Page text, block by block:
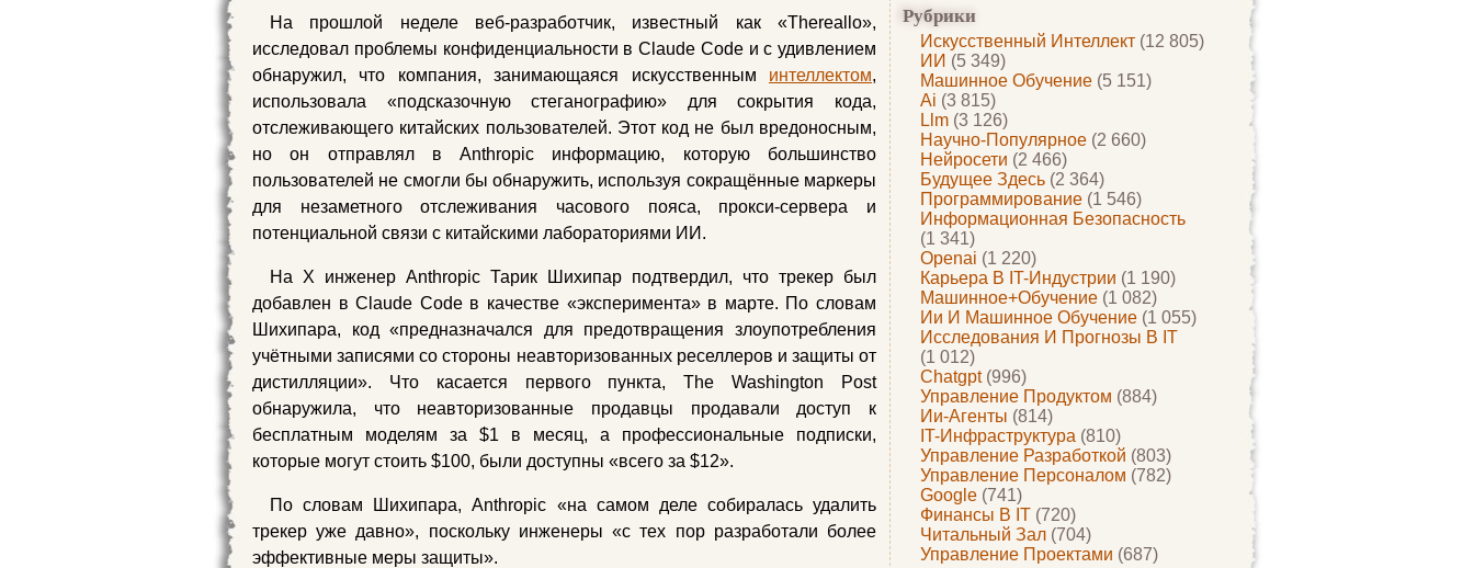
Рубрики
Искусственный Интеллект (12 805)
ИИ (5 349)
Машинное Обучение (5 151)
Ai (3 815)
Llm (3 126)
Научно-Популярное (2 660)
Нейросети (2 466)
Будущее Здесь (2 364)
Программирование (1 546)
Информационная Безопасность
(1 341)
Openai (1 220)
Карьера В IT-Индустрии (1 190)
Машинное+обучение (1 082)
Ии И Машинное Обучение (1 055)
Исследования И Прогнозы В IT
(1 012)
Chatgpt(996)
Управление Продуктом (884)
Ии-Агенты (814)
IT-Инфраструктура (810)
Управление Разработкой (803)
Управление Персоналом (782)
Google (741)
Финансы В IT (720)
Читальный Зал (704)
Управление Проектами (687)
На прошлой неделе веб-разработчик, известный как «Thereallo»,
исследовал проблемы конфиденциальности в Claude Code и с удивлением
обнаружил, что компания, занимающаяся искусственным интеллектом,
использовала «подсказочную стеганографию» для сокрытия кода,
отслеживающего китайских пользователей. Этот код не был вредоносным,
но он отправлял в Anthropic информацию, которую большинство
пользователей не смогли бы обнаружить, используя сокращённые маркеры
для незаметного отслеживания часового пояса, прокси-сервера и
потенциальной связи с китайскими лабораториями ИИ.
На X инженер Anthropic Тарик Шихипар подтвердил, что трекер был
добавлен в Claude Code в качестве «эксперимента» в марте. По словам
Шихипара, код «предназначался для предотвращения злоупотребления
учётными записями со стороны неавторизованных реселлеров и защиты от
дистилляции». Что касается первого пункта, The Washington Post
обнаружила, что неавторизованные продавцы продавали доступ к
бесплатным моделям за $1 в месяц, а профессиональные подписки,
которые могут стоить $100, были доступны «всего за $12».
По словам Шихипара, Anthropic «на самом деле собиралась удалить
трекер уже давно», поскольку инженеры «с тех пор разработали более
эффективные меры защиты».